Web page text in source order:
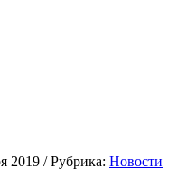
2019 /Рубрика: Новости